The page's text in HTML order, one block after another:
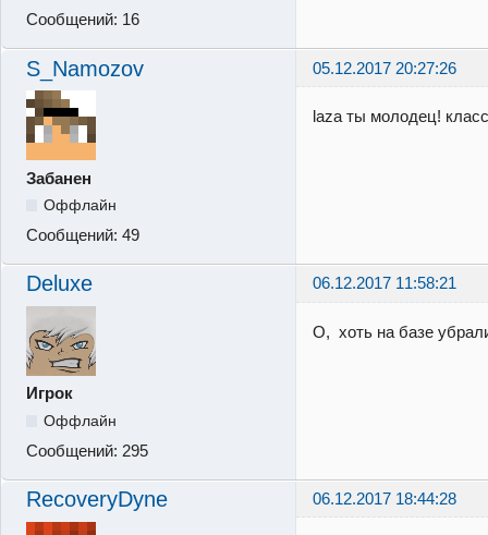
Сообщений: 16
S_Namozov 05.12.2017 20:27:26
Забанен
Оффлайн
Сообщений: 49
laza ты молодец!
Deluxe 06.12.2017 11:58:21
Игрок
Оффлайн
Сообщений: 295
О, хоть на базе
RecoveryDyne 06.12.2017 18:44:28